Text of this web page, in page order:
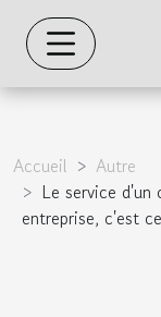
Accueil
Autre
Le service
entreprise, c'est